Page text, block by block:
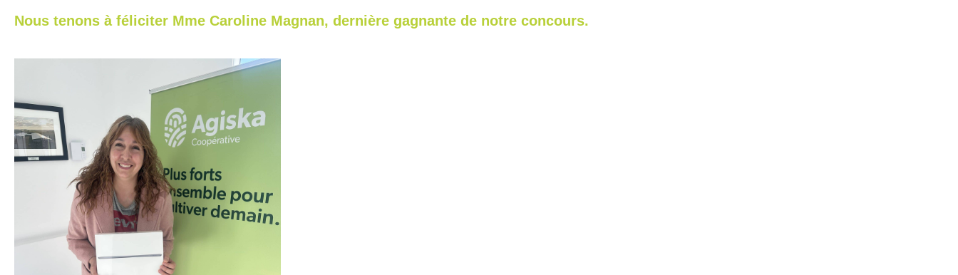
Nous tenons à féliciter Mme Caroline Magnan, dernière gagnante de notre concours.